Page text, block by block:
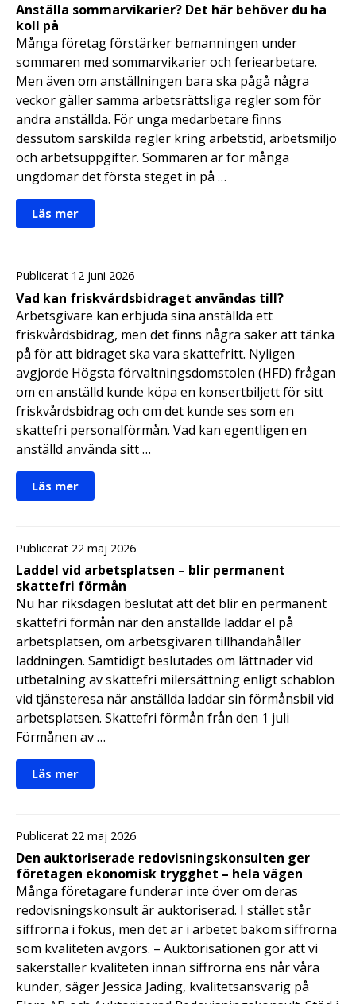
Anställa sommarvikarier? Det här behöver du ha
koll på
Många företag förstärker bemanningen under
sommaren med sommarvikarier och feriearbetare.
Men även om anställningen bara ska pågå några
veckor gäller samma arbetsrättsliga regler som för
andra anställda. För unga medarbetare finns
dessutom särskilda regler kring arbetstid, arbetsmiljö
och arbetsuppgifter. Sommaren är för många
ungdomar det första steget in på …
Läs mer
Publicerat 12 juni 2026
Vad kan friskvårdsbidraget användas till?
Arbetsgivare kan erbjuda sina anställda ett
friskvårdsbidrag, men det finns några saker att tänka
på för att bidraget ska vara skattefritt. Nyligen
avgjorde Högsta förvaltningsdomstolen (HFD) frågan
om en anställd kunde köpa en konsertbiljett för sitt
friskvårdsbidrag och om det kunde ses som en
skattefri personalförmån. Vad kan egentligen en
anställd använda sitt …
Läs mer
Publicerat 22 maj 2026
Laddel vid arbetsplatsen – blir permanent
skattefri förmån
Nu har riksdagen beslutat att det blir en permanent
skattefri förmån när den anställde laddar el på
arbetsplatsen, om arbetsgivaren tillhandahåller
laddningen. Samtidigt beslutades om lättnader vid
utbetalning av skattefri milersättning enligt schablon
vid tjänsteresa när anställda laddar sin förmånsbil vid
arbetsplatsen. Skattefri förmån från den 1 juli
Förmånen av …
Läs mer
Publicerat 22 maj 2026
Den auktoriserade redovisningskonsulten ger
företagen ekonomisk trygghet – hela vägen
Många företagare funderar inte över om deras
redovisningskonsult är auktoriserad. I stället står
siffrorna i fokus, men det är i arbetet bakom siffrorna
som kvaliteten avgörs. – Auktorisationen gör att vi
säkerställer kvaliteten innan siffrorna ens når våra
kunder, säger Jessica Jading, kvalitetsansvarig på